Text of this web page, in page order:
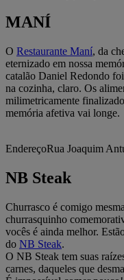
MANÍ
O Restaurante Maní, da
eternizado em nossa
catalão Daniel Redondo
na cozinha, claro. Os
milimetricamente
memória afetiva vai longe.
EndereçoRua Joaquim
NB Steak
Churrasco é comigo
churrasquinho
vocês é ainda melhor.
do NB Steak.
O NB Steak tem suas
carnes, daqueles que